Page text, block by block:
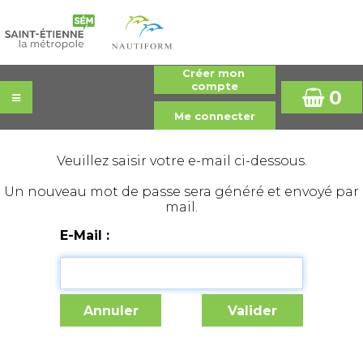
0
Veuillez saisir votre e-mail ci-dessous.
Un nouveau mot de passe sera généré et envoyé par
mail.
E-Mail :